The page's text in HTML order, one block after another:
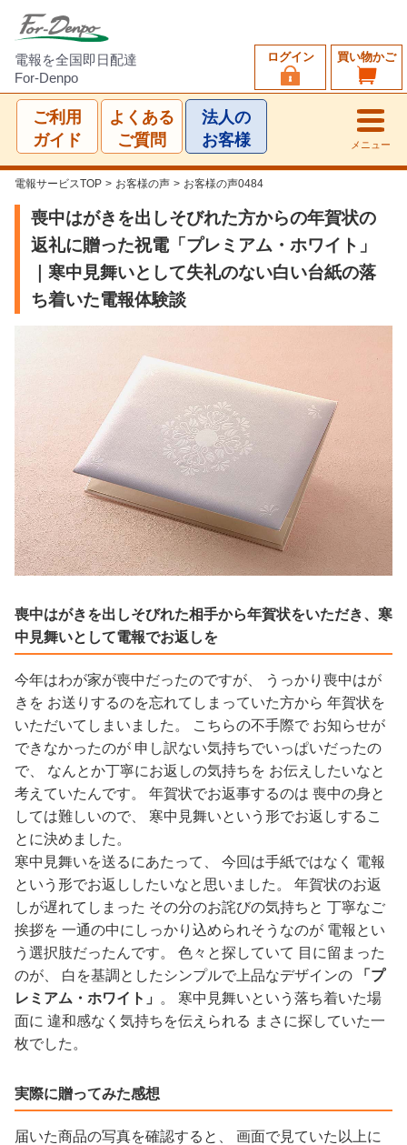
電報を全国即日配達
For-Denpo
買い物かご
ログイン
ご利用
ガイド
よくある
ご質問
法人の
お客様
メニュー
電報サービスTOP > お客様の声 > お客様の声0484
喪中はがきを出しそびれた方からの年賀状の
返礼に贈った祝電「プレミアム・ホワイト」
｜寒中見舞いとして失礼のない白い台紙の落
ち着いた電報体験談
喪中はがきを出しそびれた相手から年賀状をいただき、寒
中見舞いとして電報でお返しを
今年はわが家が喪中だったのですが、 うっかり喪中はが
きを お送りするのを忘れてしまっていた方から 年賀状を
いただいてしまいました。 こちらの不手際で お知らせが
できなかったのが 申し訳ない気持ちでいっぱいだったの
で、 なんとか丁寧にお返しの気持ちを お伝えしたいなと
考えていたんです。 年賀状でお返事するのは 喪中の身と
しては難しいので、 寒中見舞いという形でお返しするこ
とに決めました。
寒中見舞いを送るにあたって、 今回は手紙ではなく 電報
という形でお返ししたいなと思いました。 年賀状のお返
しが遅れてしまった その分のお詫びの気持ちと 丁寧なご
挨拶を 一通の中にしっかり込められそうなのが 電報とい
う選択肢だったんです。 色々と探していて 目に留まった
のが、 白を基調としたシンプルで上品なデザインの
「プ
レミアム・ホワイト」
。 寒中見舞いという落ち着いた場
面に 違和感なく気持ちを伝えられる まさに探していた一
枚でした。
実際に贈ってみた感想
届いた商品の写真を確認すると、 画面で見ていた以上に